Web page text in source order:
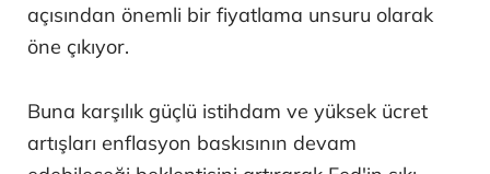
açısından önemli bir fiyatlama unsuru olarak
öne çıkıyor.
Buna karşılık güçlü istihdam ve yüksek ücret
artışları enflasyon baskısının devam